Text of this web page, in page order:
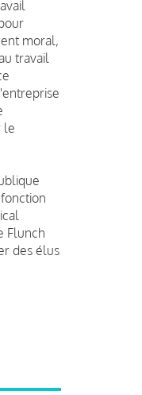
moral,
travail
le
Flunch
des élus